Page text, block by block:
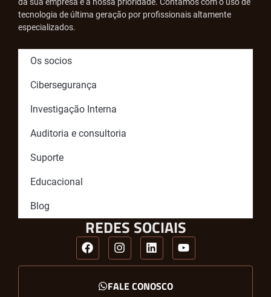
tecnologia de última geração por profissionais altamente
especializados.
Os socios
Cibersegurança
Investigação Interna
Auditoria e consultoria
Suporte
Educacional
Blog
REDES SOCIAIS
FALE CONOSCO